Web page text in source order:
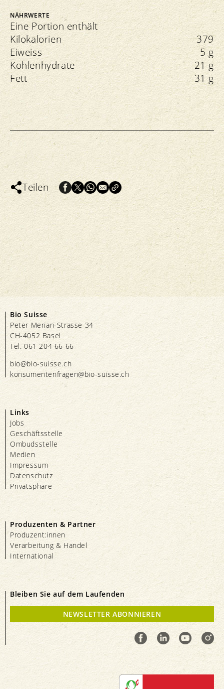
NÄHRWERTE
Eine Portion enthält
Kilokalorien
379
Eiweiss
5 g
Kohlenhydrate
21 g
Fett
31 g
Teilen
Bio Suisse
Peter Merian-Strasse 34
CH-4052 Basel
Tel. 061 204 66 66
bio@bio-suisse.ch
konsumentenfragen@bio-suisse.ch
Links
Jobs
Geschäftsstelle
Ombudsstelle
Medien
Impressum
Datenschutz
Privatsphäre
Produzenten & Partner
Produzent:innen
Verarbeitung & Handel
International
Bleiben Sie auf dem Laufenden
NEWSLETTER ABONNIEREN